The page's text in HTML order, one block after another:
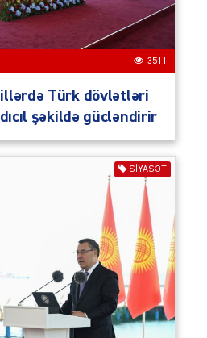
3511
illərdə Türk dövlətləri
şəkildə gücləndirir
SIYASƏT